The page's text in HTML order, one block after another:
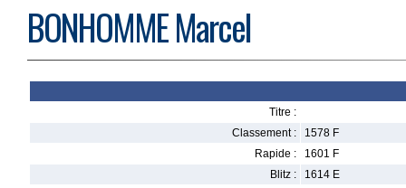
BONHOMME Marcel
Titre :
Classement :
1578 F
Rapide :
1601 F
Blitz :
1614 E